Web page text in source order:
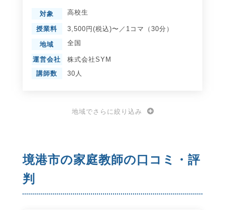
対象 高校生
授業料 3,500円(税込)〜／1コマ（30分）
地域 全国
運営会社
株式会社SYM
講師数
30人
地域でさらに絞り込み
境港市の家庭教師の口コミ・評
判